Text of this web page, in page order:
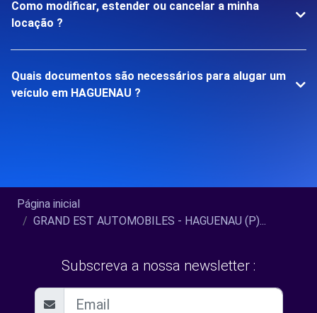
Como modificar, estender ou cancelar a minha
locação ?
Quais documentos são necessários para alugar um
veículo em HAGUENAU ?
Página inicial
GRAND EST AUTOMOBILES - HAGUENAU (P)...
Subscreva a nossa newsletter :